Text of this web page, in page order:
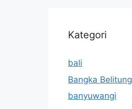
Kategori
bali
Bangka Belitung
banyuwangi